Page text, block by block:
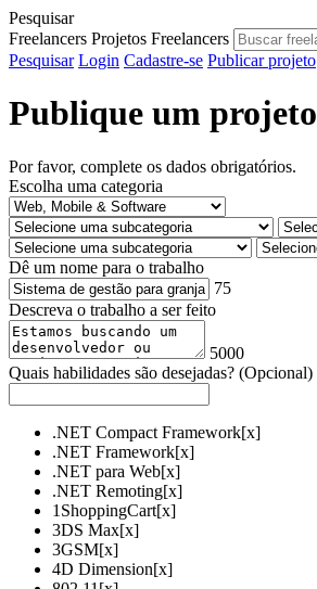
Pesquisar
Freelancers Projetos Freelancers
Pesquisar Login Cadastre-se Publicar projeto
Publique um projeto
Por favor, complete os dados obrigatórios.
Escolha uma categoria
Dê um nome para o trabalho
75
Descreva o trabalho a ser feito
5000
Quais habilidades são desejadas? (Opcional)
.NET Compact Framework[x]
.NET Framework[x]
.NET para Web[x]
.NET Remoting[x]
1ShoppingCart[x]
3DS Max[x]
3GSM[x]
4D Dimension[x]